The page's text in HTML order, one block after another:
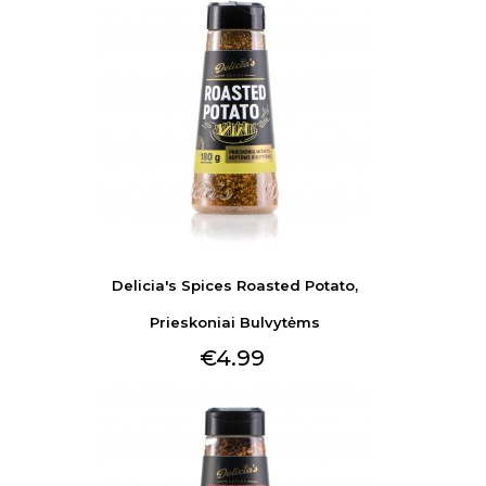
Delicia's Spices Roasted Potato,
Prieskoniai Bulvytėms
€4.99